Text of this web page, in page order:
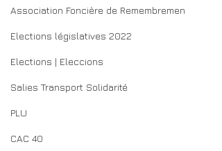
Association Foncière de Remembremen
Elections législatives 2022
Elections | Eleccions
Salies Transport Solidarité
PLU
CAC 40